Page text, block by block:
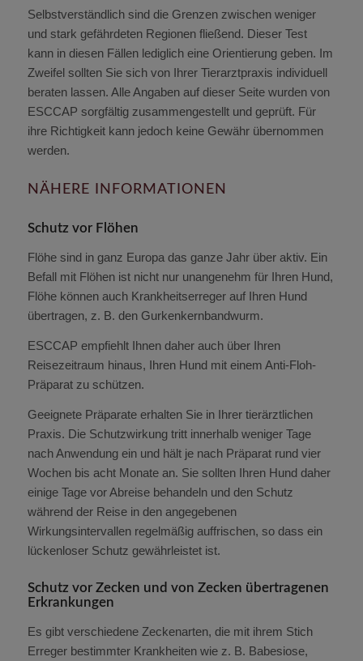
Selbstverständlich sind die Grenzen zwischen weniger
und stark gefährdeten Regionen fließend. Dieser Test
kann in diesen Fällen lediglich eine Orientierung geben. Im
Zweifel sollten Sie sich von Ihrer Tierarztpraxis individuell
beraten lassen. Alle Angaben auf dieser Seite wurden von
ESCCAP sorgfältig zusammengestellt und geprüft. Für
ihre Richtigkeit kann jedoch keine Gewähr übernommen
werden.
NÄHERE INFORMATIONEN
Schutz vor Flöhen
Flöhe sind in ganz Europa das ganze Jahr über aktiv. Ein
Befall mit Flöhen ist nicht nur unangenehm für Ihren Hund,
Flöhe können auch Krankheitserreger auf Ihren Hund
übertragen, z. B. den Gurkenkernbandwurm.
ESCCAP empfiehlt Ihnen daher auch über Ihren
Reisezeitraum hinaus, Ihren Hund mit einem Anti-Floh-
Präparat zu schützen.
Geeignete Präparate erhalten Sie in Ihrer tierärztlichen
Praxis. Die Schutzwirkung tritt innerhalb weniger Tage
nach Anwendung ein und hält je nach Präparat rund vier
Wochen bis acht Monate an. Sie sollten Ihren Hund daher
einige Tage vor Abreise behandeln und den Schutz
während der Reise in den angegebenen
Wirkungsintervallen regelmäßig auffrischen, so dass ein
lückenloser Schutz gewährleistet ist.
Schutz vor Zecken und von Zecken übertragenen
Erkrankungen
Es gibt verschiedene Zeckenarten, die mit ihrem Stich
Erreger bestimmter Krankheiten wie z. B. Babesiose,